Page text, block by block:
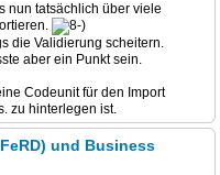
nun tatsächlich über viele
die Validierung scheitern.
aber ein Punkt sein.
Codeunit für den Import
zu hinterlegen ist.
und Business